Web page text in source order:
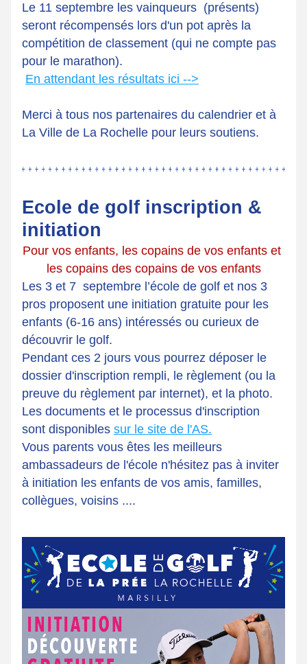
Le 11 septembre les vainqueurs  (présents)
seront récompensés lors d'un pot après la
compétition de classement (qui ne compte pas
pour le marathon).
En attendant les résultats ici -->
Merci à tous nos partenaires du calendrier et à
La Ville de La Rochelle pour leurs soutiens.
Ecole de golf inscription &
initiation
Pour vos enfants, les copains de vos enfants et
les copains des copains de vos enfants
Les 3 et 7  septembre l’école de golf et nos 3
pros proposent une initiation gratuite pour les
enfants (6-16 ans) intéressés ou curieux de
découvrir le golf.
Pendant ces 2 jours vous pourrez déposer le
dossier d'inscription rempli, le règlement (ou la
preuve du règlement par internet), et la photo.
Les documents et le processus d'inscription
sont disponibles sur le site de l'AS.
Vous parents vous êtes les meilleurs
ambassadeurs de l'école n'hésitez pas à inviter
à initiation les enfants de vos amis, familles,
collègues, voisins ....